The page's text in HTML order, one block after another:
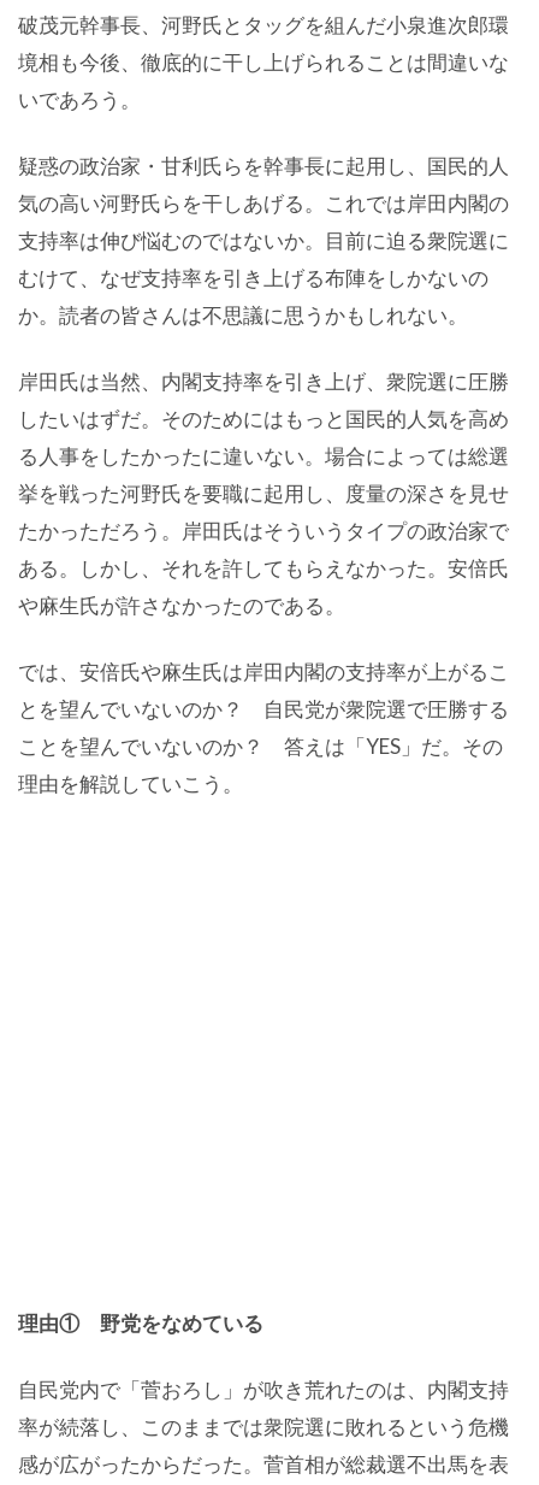
破茂元幹事長、河野氏とタッグを組んだ小泉進次郎環
境相も今後、徹底的に干し上げられることは間違いな
いであろう。
疑惑の政治家・甘利氏らを幹事長に起用し、国民的人
気の高い河野氏らを干しあげる。これでは岸田内閣の
支持率は伸び悩むのではないか。目前に迫る衆院選に
むけて、なぜ支持率を引き上げる布陣をしかないの
か。読者の皆さんは不思議に思うかもしれない。
岸田氏は当然、内閣支持率を引き上げ、衆院選に圧勝
したいはずだ。そのためにはもっと国民的人気を高め
る人事をしたかったに違いない。場合によっては総選
挙を戦った河野氏を要職に起用し、度量の深さを見せ
たかっただろう。岸田氏はそういうタイプの政治家で
ある。しかし、それを許してもらえなかった。安倍氏
や麻生氏が許さなかったのである。
では、安倍氏や麻生氏は岸田内閣の支持率が上がるこ
とを望んでいないのか？ 自民党が衆院選で圧勝する
ことを望んでいないのか？ 答えは「YES」だ。その
理由を解説していこう。
理由① 野党をなめている
自民党内で「菅おろし」が吹き荒れたのは、内閣支持
率が続落し、このままでは衆院選に敗れるという危機
感が広がったからだった。菅首相が総裁選不出馬を表